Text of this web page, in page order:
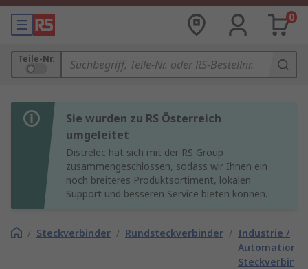
0
Teile-Nr.
Sie wurden zu RS Österreich
umgeleitet
Distrelec hat sich mit der RS Group
zusammengeschlossen, sodass wir Ihnen ein
noch breiteres Produktsortiment, lokalen
Support und besseren Service bieten können.
/ Steckverbinder / Rundsteckverbinder / Industrie /
Automation